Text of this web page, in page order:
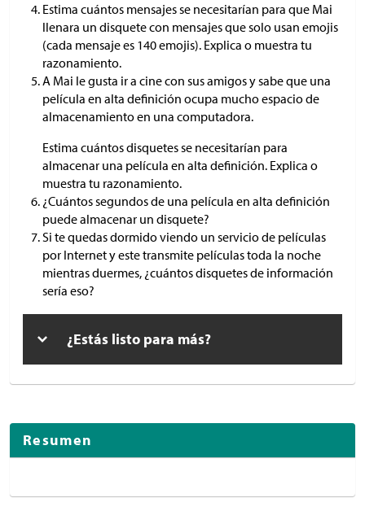
Estima cuántos mensajes se necesitarían para que Mai
llenara un disquete con mensajes que solo usan emojis
(cada mensaje es 140 emojis). Explica o muestra tu
razonamiento.
A Mai le gusta ir a cine con sus amigos y sabe que una
película en alta definición ocupa mucho espacio de
almacenamiento en una computadora.
Estima cuántos disquetes se necesitarían para
almacenar una película en alta definición. Explica o
muestra tu razonamiento.
¿Cuántos segundos de una película en alta definición
puede almacenar un disquete?
Si te quedas dormido viendo un servicio de películas
por Internet y este transmite películas toda la noche
mientras duermes, ¿cuántos disquetes de información
sería eso?
¿Estás listo para más?
Resumen